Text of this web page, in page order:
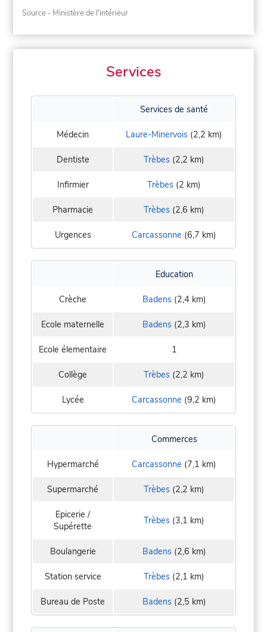
Source - Ministère de l'intérieur
Services
Services de santé
Médecin Laure-Minervois (2,2 km)
Dentiste Trèbes (2,2 km)
Infirmier Trèbes (2 km)
Pharmacie Trèbes (2,6 km)
Urgences Carcassonne (6,7 km)
Education
Crèche Badens(2,4 km)
Ecole maternelle Badens(2,3 km)
Ecole élementaire 1
Collège Trèbes (2,2 km)
Lycée Carcassonne (9,2 km)
Commerces
Hypermarché Carcassonne (7,1 km)
Supermarché Trèbes (2,2 km)
Epicerie /
Supérette
Trèbes (3,1 km)
Boulangerie Badens(2,6 km)
Station service Trèbes (2,1 km)
Bureau de Poste Badens(2,5 km)